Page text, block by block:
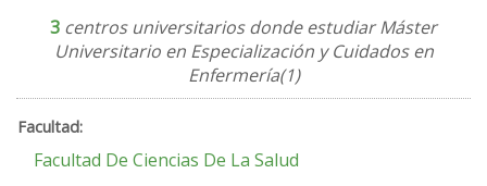
3 centros universitarios donde estudiar Máster
Universitario en Especialización y Cuidados en
Enfermería(1)
Facultad De Ciencias De La Salud